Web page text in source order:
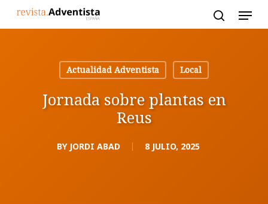
Actualidad Adventista
Local
Jornada sobre plantas en
Reus
BY JORDI ABAD 8 JULIO, 2025